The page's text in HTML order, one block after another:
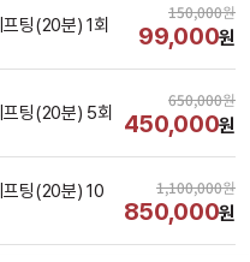
팅(20분) 1회
150,000원
99,000원
팅(20분) 5회
650,000원
450,000원
팅(20분) 10
1,100,000원
850,000원